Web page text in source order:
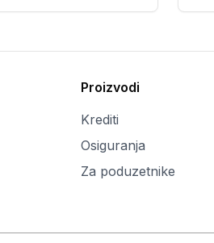
Proizvodi
Krediti
Osiguranja
Za poduzetnike